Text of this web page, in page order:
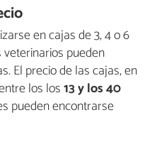
en cajas de 3, 4 o 6
pueden
El precio de las cajas, en
los los13 y los 40
pueden encontrarse